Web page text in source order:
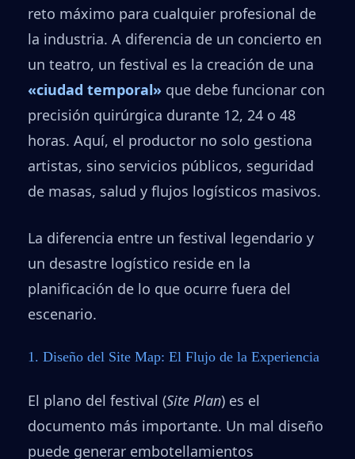
reto máximo para cualquier profesional de
la industria. A diferencia de un concierto en
un teatro, un festival es la creación de una
«ciudad temporal» que debe funcionar con
precisión quirúrgica durante 12, 24 o 48
horas. Aquí, el productor no solo gestiona
artistas, sino servicios públicos, seguridad
de masas, salud y flujos logísticos masivos.
La diferencia entre un festival legendario y
un desastre logístico reside en la
planificación de lo que ocurre fuera del
escenario.
1. Diseño del Site Map: El Flujo de la Experiencia
El plano del festival (Site Plan) es el
documento más importante. Un mal diseño
puede generar embotellamientos